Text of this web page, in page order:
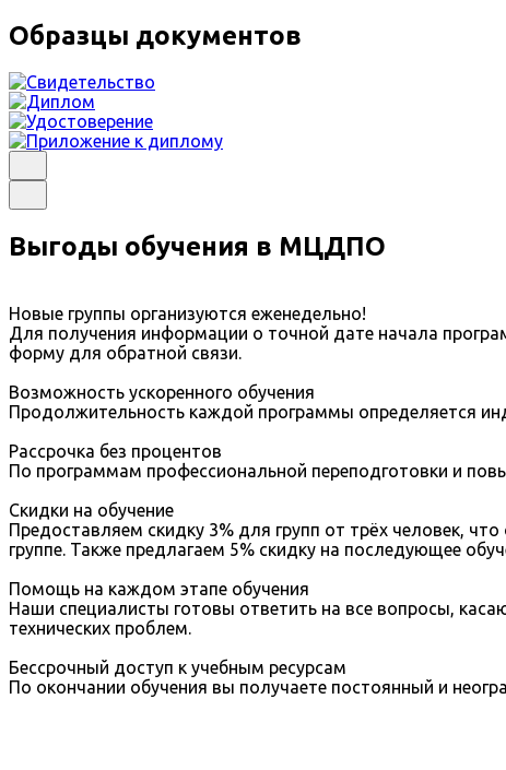
Образцы документов
Выгоды обучения в МЦДПО
Новые группы организуются еженедельно!
Для получения информации о точной дате начала
форму для обратной связи.
Возможность ускоренного обучения
Продолжительность каждой программы определяется
Рассрочка без процентов
По программам профессиональной переподготовки и
Скидки на обучение
Предоставляем скидку 3% для групп от трёх человек,
группе. Также предлагаем 5% скидку на последующее
Помощь на каждом этапе обучения
Наши специалисты готовы ответить на все вопросы,
технических проблем.
Бессрочный доступ к учебным ресурсам
По окончании обучения вы получаете постоянный и